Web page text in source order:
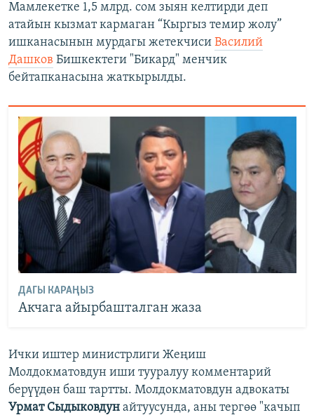
Мамлекетке 1,5 млрд. сом зыян келтирди деп
атайын кызмат кармаган “Кыргыз темир жолу”
ишканасынын мурдагы жетекчиси Василий
Дашков Бишкектеги "Бикард" менчик
бейтапканасына жаткырылды.
ДАГЫ КАРАҢЫЗ
Акчага айырбашталган жаза
Ички иштер министрлиги Жеңиш
Молдокматовдун иши тууралуу комментарий
берүүдөн баш тартты. Молдокматовдун адвокаты
Урмат Сыдыковдун айтуусунда, аны тергөө "качып